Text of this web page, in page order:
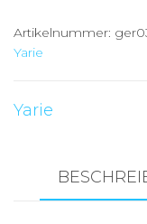
Menge
Artikelnummer:
Yarie
Yarie